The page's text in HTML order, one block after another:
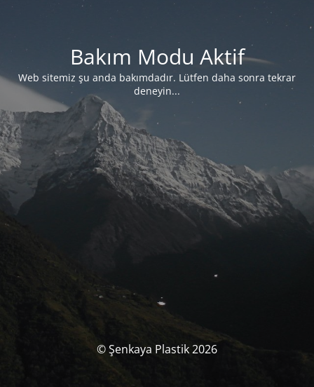
Bakım Modu Aktif
Web sitemiz şu anda bakımdadır. Lütfen daha sonra tekrar
deneyin...
© Şenkaya Plastik 2026